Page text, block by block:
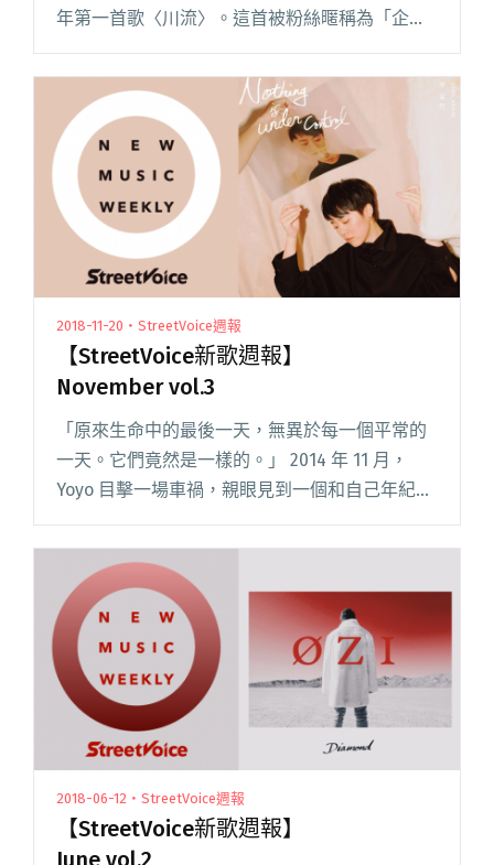
年第一首歌〈川流〉。這首被粉絲暱稱為「企鵝
之歌」的新作，從前奏開始就沒讓人失望，罐頭
的 solo 更是精彩，被感動到而有志向學的你，電
閱讀全文 "【StreetVoice新歌週報】甜約翰、理
想混蛋出夏季新作 即時榜上強碰強"
2018-11-20・StreetVoice週報
【StreetVoice新歌週報】
November vol.3
「原來生命中的最後一天，無異於每一個平常的
一天。它們竟然是一樣的。」 2014 年 11 月，
Yoyo 目擊一場車禍，親眼見到一個和自己年紀差
不多大的女孩，在意外現場逝世。像是對於生命
竟如此易逝的有感而發，也像試圖撫慰逝者驚懼
的安魂曲，Yo閱讀全文 "【StreetVoice新歌週
報】November vol.3"
2018-06-12・StreetVoice週報
【StreetVoice新歌週報】
June vol.2